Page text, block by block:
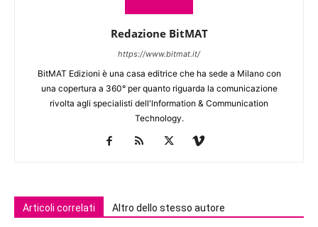
Redazione BitMAT
https://www.bitmat.it/
BitMAT Edizioni è una casa editrice che ha sede a Milano con
una copertura a 360° per quanto riguarda la comunicazione
rivolta agli specialisti dell'lnformation & Communication
Technology.
Articoli correlati Altro dello stesso autore